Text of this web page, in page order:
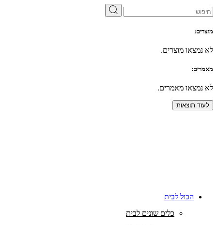
מוצרים:
לא נמצאו מוצרים.
מאמרים:
לא נמצאו מאמרים.
לעוד תוצאות
הכול לבית
כלים שונים לבית